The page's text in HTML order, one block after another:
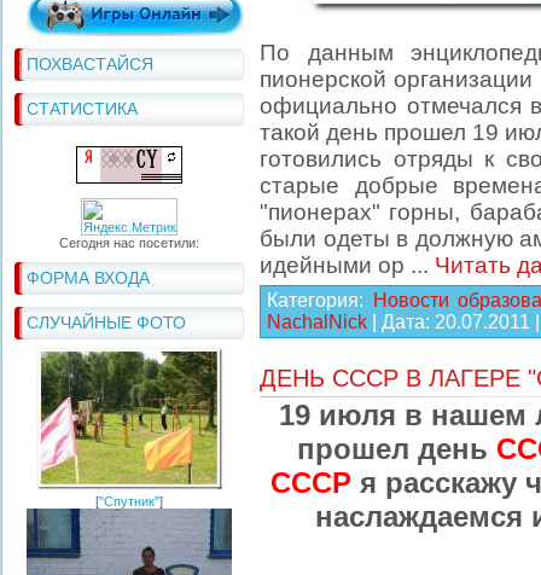
ПОХВАСТАЙСЯ
СТАТИСТИКА
Сегодня нас посетили:
ФОРМА ВХОДА
СЛУЧАЙНЫЕ ФОТО
["Спутник"]
По данным
пионерской
официально отмечался
такой день прошел 19
готовились отряды к
старые добрые
"пионерах" горны,
были одеты в должную
идейными ор ... Читать
Категория:
Новости
NachalNick | Дата: 20.07.2011
ДЕНЬ СССР В ЛАГЕРЕ
19 июля в нашем
прошел день
СССР я расскажу